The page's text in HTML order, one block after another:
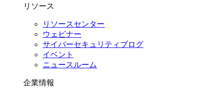
リソース
リソースセンター
ウェビナー
サイバーセキュリティブログ
イベント
ニュースルーム
企業情報